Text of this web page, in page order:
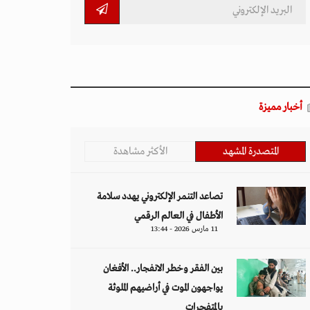
أخبار مميزة
المتصدرة المشهد الأكثر مشاهدة
تصاعد التنمر الإلكتروني يهدد سلامة
الأطفال في العالم الرقمي
11 مارس 2026 - 13:44
بين الفقر وخطر الانفجار.. الأفغان
يواجهون الموت في أراضيهم الملوثة
بالمتفجرات